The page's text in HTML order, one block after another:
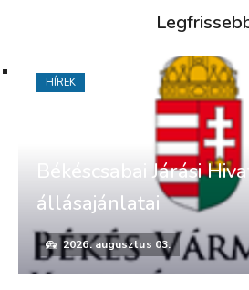
Békéscsabai Járási
állásajánlatai
2026. augusztus 03.
HÍREK